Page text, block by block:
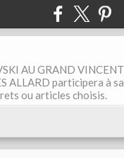
AU GRAND
ALLARD participera à
ou articles choisis.